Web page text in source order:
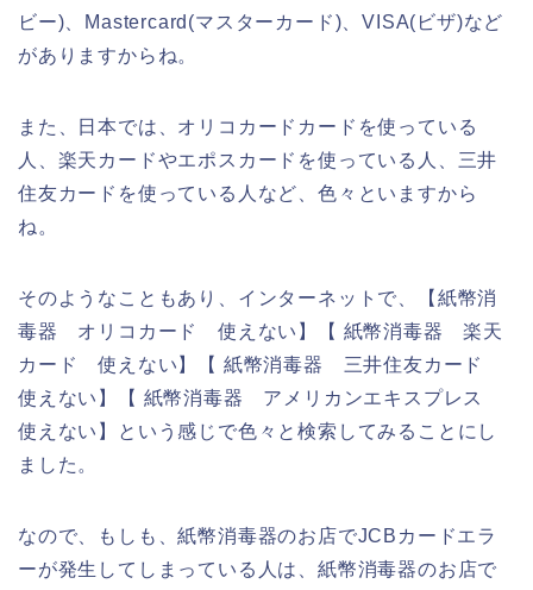
ビー)、Mastercard(マスターカード)、VISA(ビザ)など
がありますからね。
また、日本では、オリコカードカードを使っている
人、楽天カードやエポスカードを使っている人、三井
住友カードを使っている人など、色々といますから
ね。
そのようなこともあり、インターネットで、【紙幣消
毒器 オリコカード 使えない】【 紙幣消毒器 楽天
カード 使えない】【 紙幣消毒器 三井住友カード
使えない】【 紙幣消毒器 アメリカンエキスプレス
使えない】という感じで色々と検索してみることにし
ました。
なので、もしも、紙幣消毒器のお店でJCBカードエラ
ーが発生してしまっている人は、紙幣消毒器のお店で